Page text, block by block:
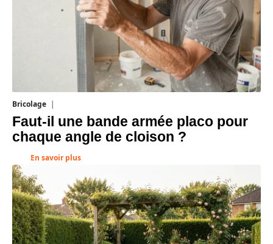
Bricolage
Faut-il une bande armée placo pour
chaque angle de cloison ?
En savoir plus